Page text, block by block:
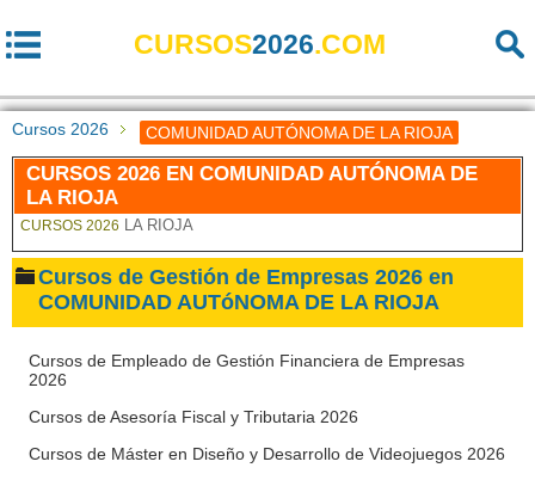
CURSOS2026.COM
Cursos 2026 COMUNIDAD AUTÓNOMA DE LA RIOJA
CURSOS 2026 EN COMUNIDAD AUTÓNOMA DE
LA RIOJA
CURSOS 2026 LA RIOJA
Cursos de Gestión de Empresas 2026 en
COMUNIDAD AUTóNOMA DE LA RIOJA
Cursos de Empleado de Gestión Financiera de Empresas
2026
Cursos de Asesoría Fiscal y Tributaria 2026
Cursos de Máster en Diseño y Desarrollo de Videojuegos 2026